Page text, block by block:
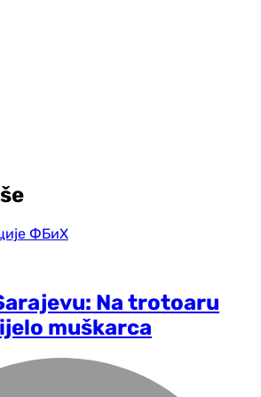
Na trotoaru
muškarca